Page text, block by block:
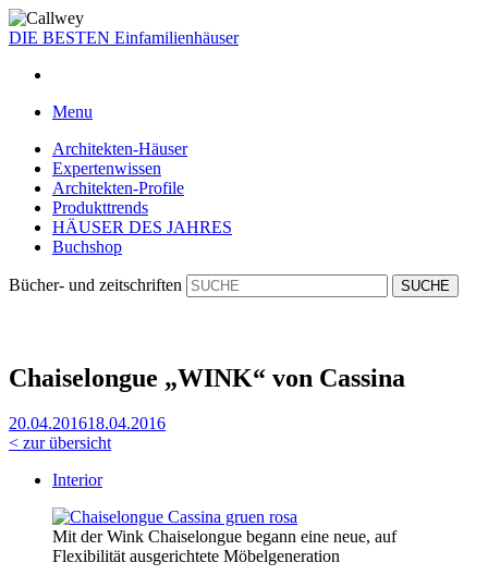
DIE BESTEN Einfamilienhäuser
Menu
Architekten-Häuser
Expertenwissen
Architekten-Profile
Produkttrends
HÄUSER DES JAHRES
Buchshop
Bücher- und zeitschriften
Chaiselongue „WINK“ von Cassina
20.04.201618.04.2016
< zur übersicht
Interior
Mit der Wink Chaiselongue begann eine neue, auf
Flexibilität ausgerichtete Möbelgeneration